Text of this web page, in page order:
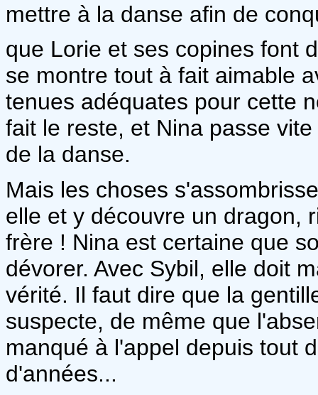
mettre à la danse afin de
que Lorie et ses copines font
se montre tout à fait aimable
tenues adéquates pour cette
fait le reste, et Nina passe
de la danse.
Mais les choses
elle et y découvre un dragon,
frère ! Nina est certaine que
dévorer. Avec Sybil, elle doit
vérité. Il faut dire que la
suspecte, de même que
manqué à l'appel depuis tout
d'années...